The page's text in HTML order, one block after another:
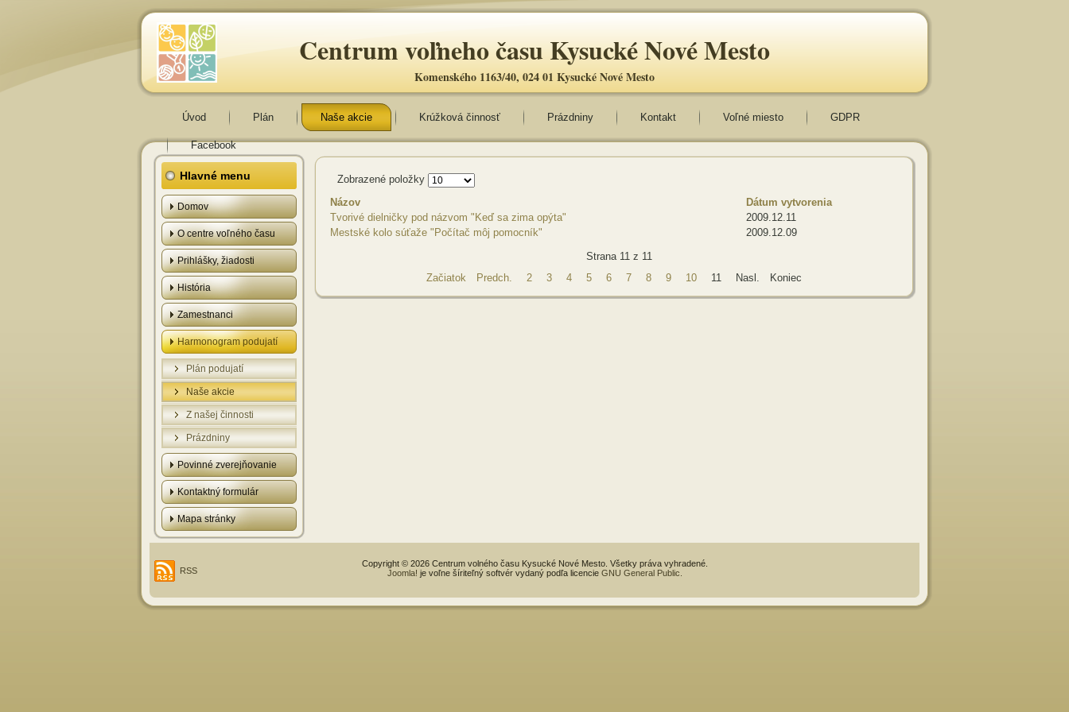
Centrum voľneho času Kysucké Nové Mesto
Komenského 1163/40, 024 01 Kysucké Nové Mesto
Úvod Plán Naše akcie Krúžková činnosť Prázdniny Kontakt Voľné miesto GDPR
Facebook
Hlavné menu
Domov
O centre voľného času
Prihlášky, žiadosti
História
Zamestnanci
Harmonogram podujatí
Plán podujatí
Naše akcie
Z našej činnosti
Prázdniny
Povinné zverejňovanie
Kontaktný formulár
Mapa stránky
Zobrazené položky
Názov
Dátum vytvorenia
Tvorivé dielničky pod názvom "Keď sa zima opýta"
2009.12.11
Mestské kolo súťaže "Počítač môj pomocník"
2009.12.09
Strana 11 z 11
Začiatok
Predch. 2 3 4 5 6 7 8 9 10 11 Nasl. Koniec
RSS
Copyright © 2026 Centrum volného času Kysucké Nové Mesto. Všetky práva vyhradené.
Joomla! je voľne šíriteľný softvér vydaný podľa licencie GNU General Public.